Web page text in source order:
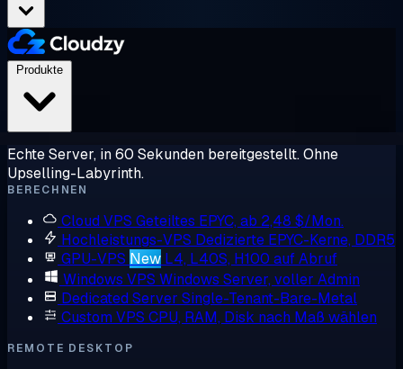
Echte Server, in 60 Sekunden bereitgestellt. Ohne
Upselling-Labyrinth.
BERECHNEN
Cloud VPS Geteiltes EPYC, ab 2,48 $/Mon.
Hochleistungs-VPS Dedizierte EPYC-Kerne, DDR5
GPU-VPS New L4, L40S, H100 auf Abruf
Windows VPS Windows Server, voller Admin
Dedicated Server Single-Tenant-Bare-Metal
Custom VPS CPU, RAM, Disk nach Maß wählen
REMOTE DESKTOP